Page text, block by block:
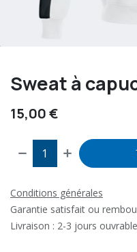
Sweat à
15,00€
Conditions générales
Garantie satisfait ou
Livraison : 2-3 jours